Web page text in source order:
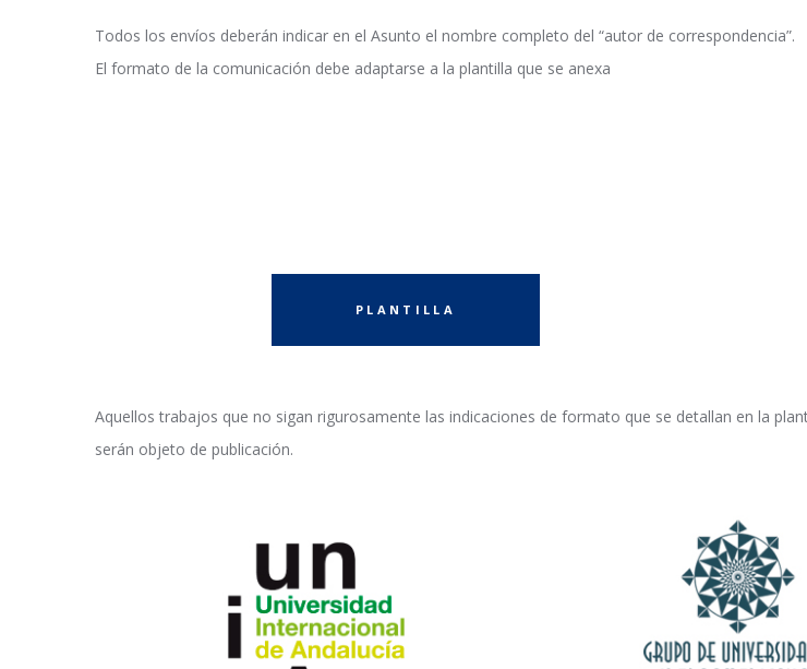
Todos los envíos deberán indicar en el Asunto el nombre completo del “autor de correspondencia”.
El formato de la comunicación debe adaptarse a la plantilla que se anexa
PLANTILLA
Aquellos trabajos que no sigan rigurosamente las indicaciones de formato que se detallan en la
serán objeto de publicación.